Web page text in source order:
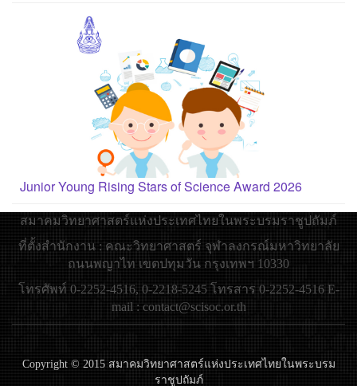
Junior Young Rising Stars of Science Award 2026
สมาคมวิทยาศาสตร์แห่งประเทศไทยในพระบรมราชูปถัมภ์
ที่ตั้งสำนักงาน : คณะวิทยาศาสตร์ จุฬาลงกรณ์มหาวิทยาลัย
ถนนพญาไท เขตปทุมวัน กรุงเทพฯ 10330
โทรศัพท์ 0-2252-4516, 0-2218-5245 โทรสาร 0-2252-4516 E-
mail : contact@scisoc.or.th
Copyright © 2015 สมาคมวิทยาศาสตร์แห่งประเทศไทยในพระบรม
ราชูปถัมภ์